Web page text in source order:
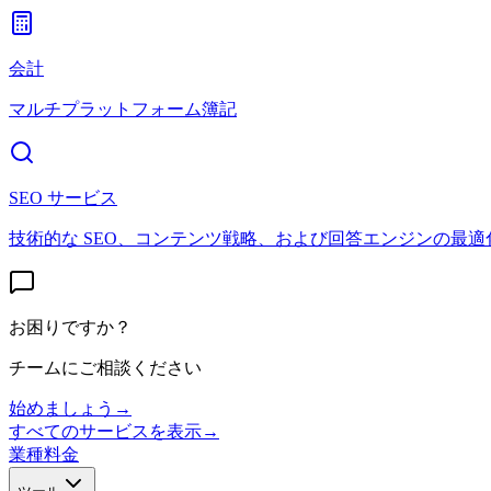
会計
マルチプラットフォーム簿記
SEO サービス
技術的な SEO、コンテンツ戦略、および回答エンジンの最適
お困りですか？
チームにご相談ください
始めましょう →
すべてのサービスを表示→
業種料金